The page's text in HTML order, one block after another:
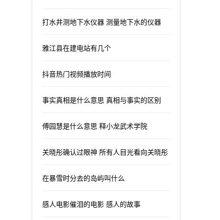
打水井测地下水仪器 测量地下水的仪器
雅江县在建电站有几个
抖音热门视频播放时间
事实真相是什么意思 真相与事实的区别
傅园慧是什么意思 释小龙武术学院
关晓彤确认过眼神 所有人目光看向关晓彤
在暴雪时分去的岛屿叫什么
感人电影催泪的电影 感人的故事